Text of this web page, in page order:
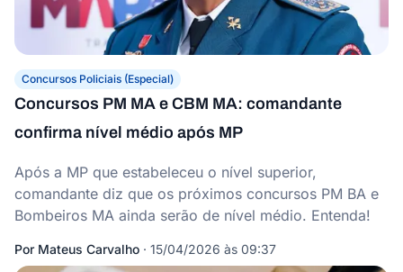
Concursos Policiais (Especial)
Concursos PM MA e CBM MA: comandante
confirma nível médio após MP
Após a MP que estabeleceu o nível superior,
comandante diz que os próximos concursos PM BA e
Bombeiros MA ainda serão de nível médio. Entenda!
Por Mateus Carvalho · 15/04/2026 às 09:37